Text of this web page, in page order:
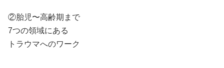
②胎児〜高齢期まで
7つの領域にある
トラウマへのワーク